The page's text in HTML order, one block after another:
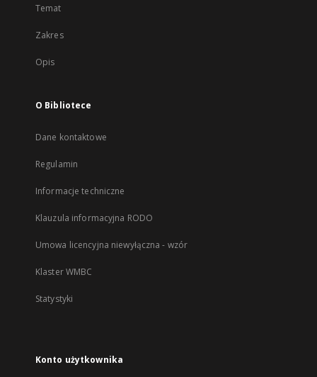
Temat
Zakres
Opis
O Bibliotece
Dane kontaktowe
Regulamin
Informacje techniczne
Klauzula informacyjna RODO
Umowa licencyjna niewyłączna - wzór
Klaster WMBC
Statystyki
Konto użytkownika